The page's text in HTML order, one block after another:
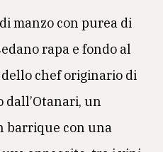
manzo con purea di
rapa e fondo al
chef originario di
dall’Otanari, un
barrique con una